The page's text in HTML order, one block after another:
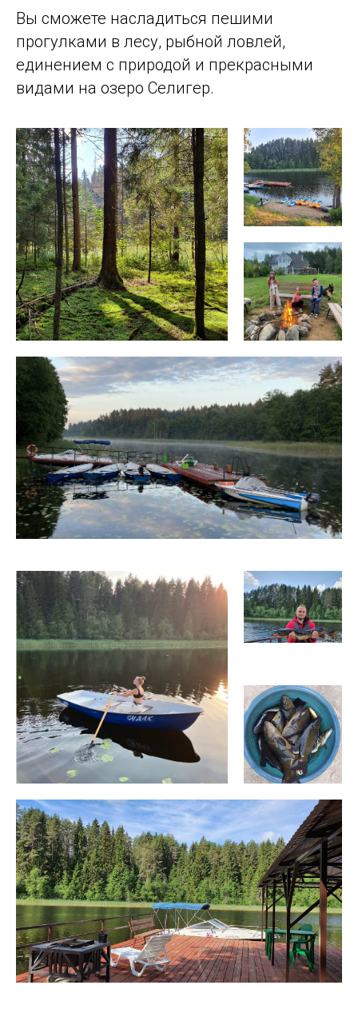
Вы сможете насладиться пешими
прогулками в лесу, рыбной ловлей,
единением с природой и прекрасными
видами на озеро Селигер.